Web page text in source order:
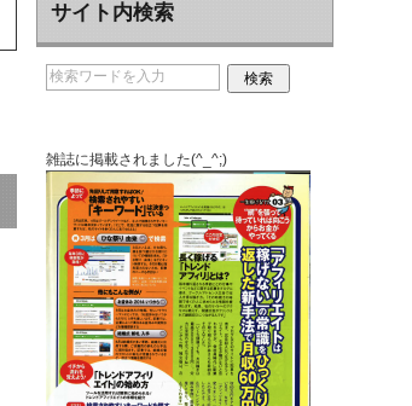
サイト内検索
雑誌に掲載されました(^_^;)